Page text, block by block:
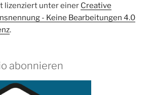
lizenziert unter einer Creative
- Keine Bearbeitungen 4.0
.
abonnieren